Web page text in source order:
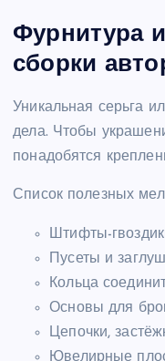
Фурнитура
сборки
Уникальная серьга
дела. Чтобы
понадобятся
Список полезных
Штифты-
Пусеты и
Кольца
Основы для
Цепочки,
Ювелирные